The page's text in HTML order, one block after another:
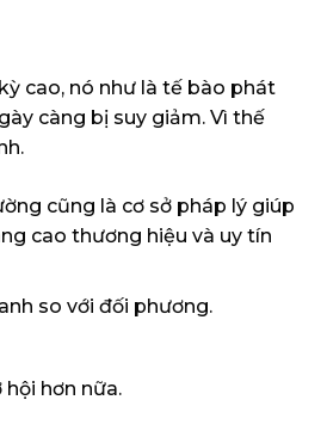
cao, nó như là tế bào phát
càng bị suy giảm. Vì thế
cũng là cơ sở pháp lý giúp
cao thương hiệu và uy tín
so với đối phương.
hơn nữa.